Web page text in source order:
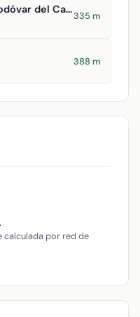
Ayuntamiento de Almodóvar del Campo
335 m
388 m
calculada por red de